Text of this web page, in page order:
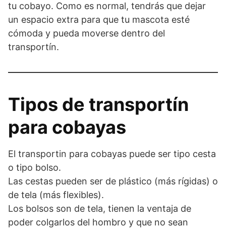
tu cobayo. Como es normal, tendrás que dejar
un espacio extra para que tu mascota esté
cómoda y pueda moverse dentro del
transportín.
Tipos de transportín
para cobayas
El transportin para cobayas puede ser tipo cesta
o tipo bolso.
Las cestas pueden ser de plástico (más rígidas) o
de tela (más flexibles).
Los bolsos son de tela, tienen la ventaja de
poder colgarlos del hombro y que no sean